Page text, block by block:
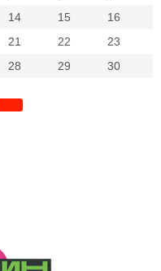
14 15
16
21 22
23
28 29 30